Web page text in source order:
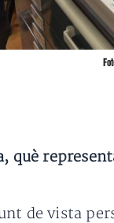
de vista